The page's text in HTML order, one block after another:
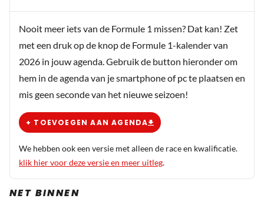
Nooit meer iets van de Formule 1 missen? Dat kan! Zet
met een druk op de knop de Formule 1-kalender van
2026 in jouw agenda. Gebruik de button hieronder om
hem in de agenda van je smartphone of pc te plaatsen en
mis geen seconde van het nieuwe seizoen!
+ TOEVOEGEN AAN AGENDA
We hebben ook een versie met alleen de race en kwalificatie.
klik hier voor deze versie en meer uitleg.
NET BINNEN